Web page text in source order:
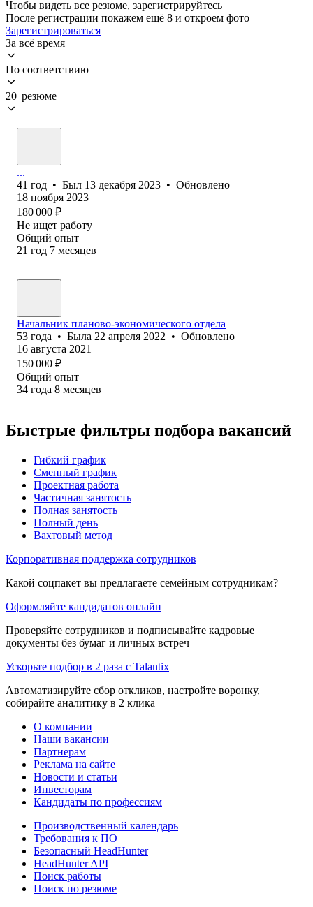
Чтобы видеть все резюме, зарегистрируйтесь
После регистрации покажем ещё 8 и откроем фото
Зарегистрироваться
За всё время
По соответствию
20 резюме
...
41 год • Был 13 декабря 2023 • Обновлено
18 ноября 2023
180 000 ₽
Не ищет работу
Общий опыт
21 год 7 месяцев
Начальник планово-экономического отдела
53 года • Была 22 апреля 2022 • Обновлено
16 августа 2021
150 000 ₽
Общий опыт
34 года 8 месяцев
Быстрые фильтры подбора вакансий
Гибкий график
Сменный график
Проектная работа
Частичная занятость
Полная занятость
Полный день
Вахтовый метод
Корпоративная поддержка сотрудников
Какой соцпакет вы предлагаете семейным сотрудникам?
Оформляйте кандидатов онлайн
Проверяйте сотрудников и подписывайте кадровые
документы без бумаг и личных встреч
Ускорьте подбор в 2 раза с Talantix
Автоматизируйте сбор откликов, настройте воронку,
собирайте аналитику в 2 клика
О компании
Наши вакансии
Партнерам
Реклама на сайте
Новости и статьи
Инвесторам
Кандидаты по профессиям
Производственный календарь
Требования к ПО
Безопасный HeadHunter
HeadHunter API
Поиск работы
Поиск по резюме